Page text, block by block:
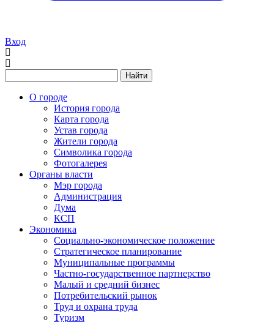
Вход
Найти
О городе
История города
Карта города
Устав города
Жители города
Символика города
Фотогалерея
Органы власти
Мэр города
Администрация
Дума
КСП
Экономика
Социально-экономическое положение
Стратегическое планирование
Муниципальные программы
Частно-государственное партнерство
Малый и средний бизнес
Потребительский рынок
Труд и охрана труда
Туризм